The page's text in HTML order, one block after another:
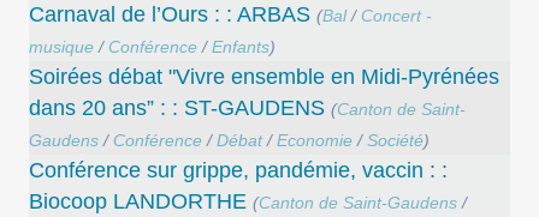
Carnaval de l’Ours : : ARBAS (Bal/ Concert -
musique / Conférence /Enfants)
Soirées débat "Vivre ensemble en Midi-Pyrénées
dans 20 ans” : : ST-GAUDENS (Canton de Saint-
Gaudens / Conférence /Débat/Economie /Société)
Conférence sur grippe, pandémie, vaccin : :
Biocoop LANDORTHE (Canton de Saint-Gaudens /